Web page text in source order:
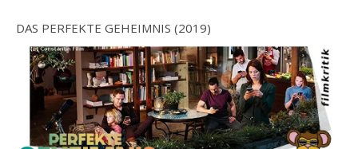
DAS PERFEKTE GEHEIMNIS (2019)